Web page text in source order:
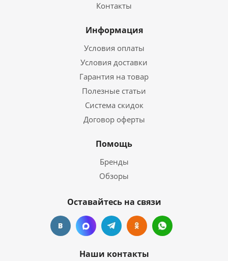
Контакты
Информация
Условия оплаты
Условия доставки
Гарантия на товар
Полезные статьи
Система скидок
Договор оферты
Помощь
Бренды
Обзоры
Оставайтесь на связи
Наши контакты